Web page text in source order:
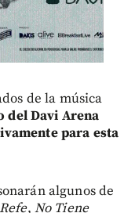
de la música
del Davi Arena
para esta
algunos de
, No Tiene